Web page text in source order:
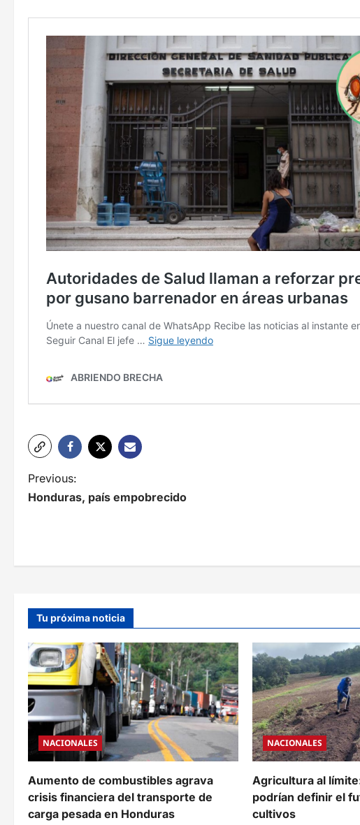
N
a
a
c
i
ó
n
d
e
e
n
Previous:
Honduras, país empobrecido
Tu próxima noticia
NACIONALES
Aumento de combustibles agrava
crisis financiera del transporte de
carga pesada en Honduras
NACIONALES
Agricultura al
podrían definir el
cultivos